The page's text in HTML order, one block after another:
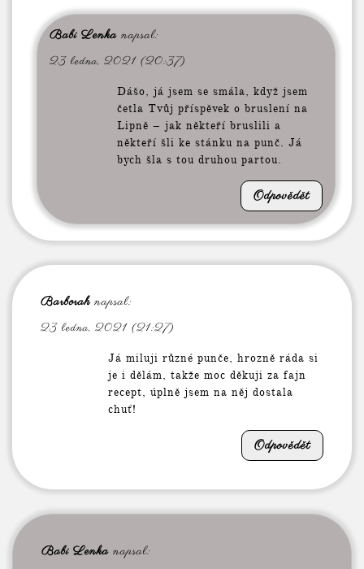
Babi Lenka napsal:
23 ledna, 2021 (20:37)
Dášo, já jsem se smála, když jsem
četla Tvůj příspěvek o bruslení na
Lipně – jak někteří bruslili a
někteří šli ke stánku na punč. Já
bych šla s tou druhou partou.
Odpovědět
Barborah napsal:
23 ledna, 2021 (21:27)
Já miluji různé punče, hrozně ráda si
je i dělám, takže moc děkuji za fajn
recept, úplně jsem na něj dostala
chuť!
Odpovědět
Babi Lenka napsal: